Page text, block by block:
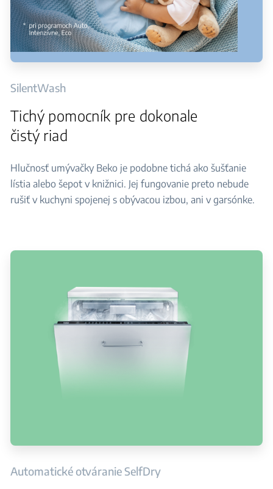
SilentWash
Tichý pomocník pre dokonale
čistý riad
Hlučnosť umývačky Beko je podobne tichá ako šušťanie
lístia alebo šepot v knižnici. Jej fungovanie preto nebude
rušiť v kuchyni spojenej s obývacou izbou, ani v garsónke.
Automatické otváranie SelfDry